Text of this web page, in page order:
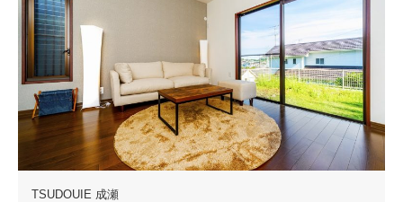
TSUDOUIE 成瀬